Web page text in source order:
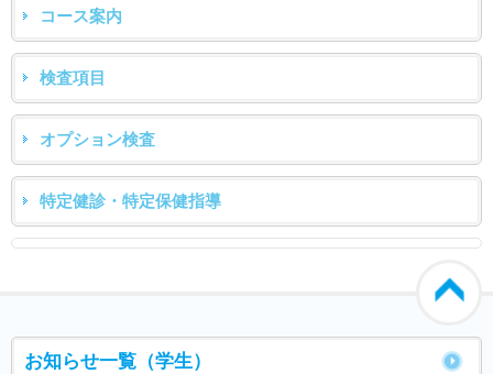
コース案内
検査項目
オプション検査
特定健診・特定保健指導
お知らせ一覧（学生）